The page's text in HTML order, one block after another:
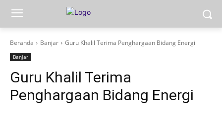
Beranda Banjar Guru Khalil Terima Penghargaan Bidang Energi
Banjar
Guru Khalil Terima
Penghargaan Bidang Energi